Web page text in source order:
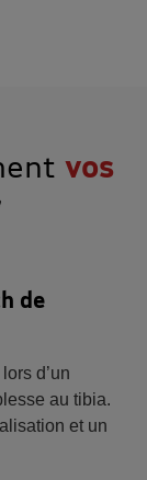
vos
de
d’un
au tibia.
et un